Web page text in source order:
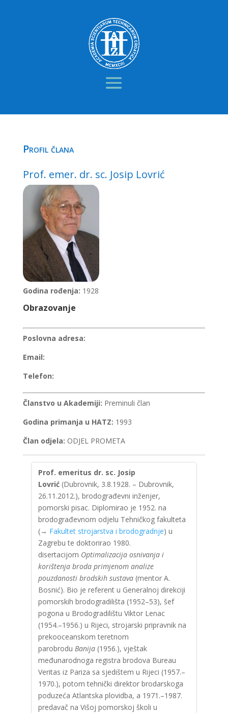
Profil člana
Prof. emer. dr. sc. Josip Lovrić
Godina rođenja: 1928
Obrazovanje
Poslovna adresa:
Email:
Telefon:
Članstvo u Akademiji: Preminuli član
Godina primanja u HATZ: 1993
Član odjela: ODJEL PROMETA
Prof. emeritus dr. sc. Josip
Lovrić(Dubrovnik, 3.8.1928. – Dubrovnik,
26.11.2012.), brodograđevni inženjer,
pomorski pisac. Diplomirao je 1952. na
brodograđevnom odjelu Tehničkog fakulteta
(→ Fakultet strojarstva i brodogradnje) u
Zagrebu te doktorirao 1980.
disertacijom Optimalizacija osnivanja i
korištenja broda primjenom analize
pouzdanosti brodskih sustava(mentor A.
Bosnić). Bio je referent u Generalnoj direkciji
pomorskih brodogradilišta (1952–53), šef
pogona u Brodogradilištu Viktor Lenac
(1954.–1956.) u Rijeci, strojarski pripravnik na
prekooceanskom teretnom
parobrodu Banija(1956.), vještak
međunarodnoga registra brodova Bureau
Veritas iz Pariza sa sjedištem u Rijeci (1957.–
1970.), potom tehnički direktor brodarskoga
poduzeća Atlantska plovidba, a 1971.–1987.
predavač na Višoj pomorskoj školi u